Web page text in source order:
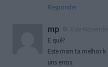
Responder
mp
E quê?
Este msm ta melhor
uns erros.